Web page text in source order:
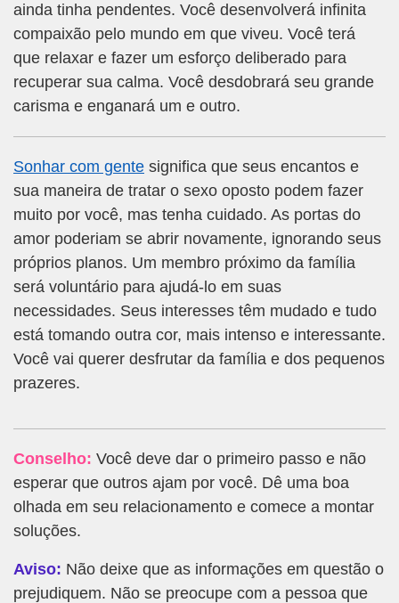
ainda tinha pendentes. Você desenvolverá infinita
compaixão pelo mundo em que viveu. Você terá
que relaxar e fazer um esforço deliberado para
recuperar sua calma. Você desdobrará seu grande
carisma e enganará um e outro.
Sonhar com gente significa que seus encantos e
sua maneira de tratar o sexo oposto podem fazer
muito por você, mas tenha cuidado. As portas do
amor poderiam se abrir novamente, ignorando seus
próprios planos. Um membro próximo da família
será voluntário para ajudá-lo em suas
necessidades. Seus interesses têm mudado e tudo
está tomando outra cor, mais intenso e interessante.
Você vai querer desfrutar da família e dos pequenos
prazeres.
Conselho: Você deve dar o primeiro passo e não
esperar que outros ajam por você. Dê uma boa
olhada em seu relacionamento e comece a montar
soluções.
Aviso: Não deixe que as informações em questão o
prejudiquem. Não se preocupe com a pessoa que